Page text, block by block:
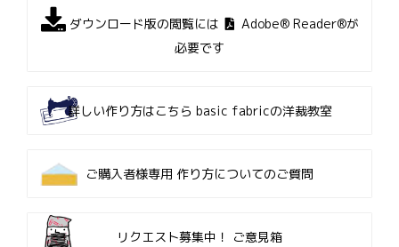
ダウンロード版の閲覧には
Adobe® Reader®が
必要です
詳しい作り方はこちら basic fabricの洋裁教室
ご購入者様専用 作り方についてのご質問
リクエスト募集中！ ご意見箱